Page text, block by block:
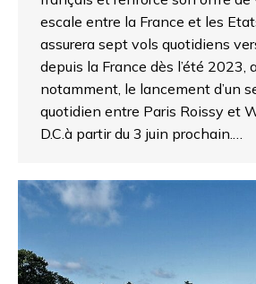
escale entre la France et les
assurera sept vols quotidiens
depuis la France dès l’été 2023,
notamment, le lancement d’un
quotidien entre Paris Roissy et
D.C.à partir du 3 juin prochain.…